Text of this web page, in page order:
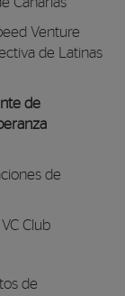
Venture
de Latinas
de
de
Club
de